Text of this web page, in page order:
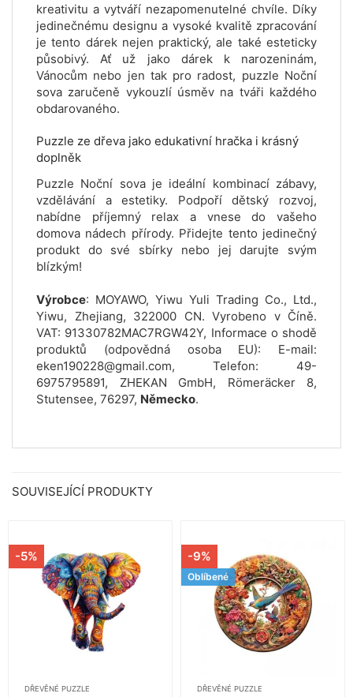
kreativitu a vytváří nezapomenutelné chvíle. Díky
jedinečnému designu a vysoké kvalitě zpracování
je tento dárek nejen praktický, ale také esteticky
působivý. Ať už jako dárek k narozeninám,
Vánocům nebo jen tak pro radost, puzzle Noční
sova zaručeně vykouzlí úsměv na tváři každého
obdarovaného.
Puzzle ze dřeva jako edukativní hračka i krásný
doplněk
Puzzle Noční sova je ideální kombinací zábavy,
vzdělávání a estetiky. Podpoří dětský rozvoj,
nabídne příjemný relax a vnese do vašeho
domova nádech přírody. Přidejte tento jedinečný
produkt do své sbírky nebo jej darujte svým
blízkým!
Výrobce: MOYAWO, Yiwu Yuli Trading Co., Ltd.,
Yiwu, Zhejiang, 322000 CN. Vyrobeno v Číně.
VAT: 91330782MAC7RGW42Y, Informace o shodě
produktů (odpovědná osoba EU): E-mail:
eken190228@gmail.com, Telefon: 49-
6975795891, ZHEKAN GmbH, Römeräcker 8,
Stutensee, 76297, Německo.
SOUVISEJÍCÍ PRODUKTY
-5%
DŘEVĚNÉ PUZZLE
-9%
Oblíbené
DŘEVĚNÉ PUZZLE